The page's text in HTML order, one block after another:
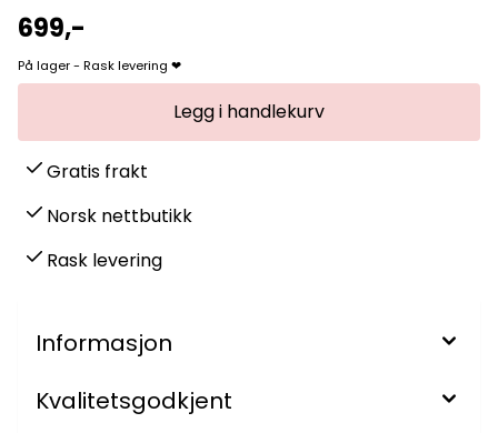
699,-
På lager - Rask levering ❤
Gratis frakt
Norsk nettbutikk
Rask levering
Informasjon
Kvalitetsgodkjent